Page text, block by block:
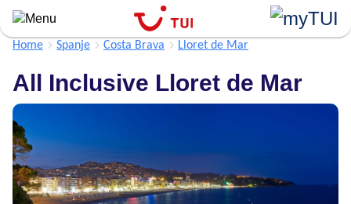
Overslaan
en
naar
algemene
inhoud
gaan
Home Spanje Costa Brava Lloret de Mar
All Inclusive Lloret de Mar